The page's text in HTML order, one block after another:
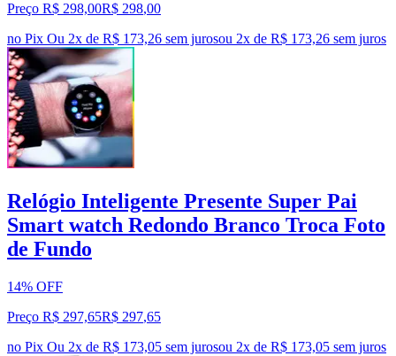
Preço R$ 298,00R$ 298,00
no Pix Ou 2x de R$ 173,26 sem jurosou 2x de R$ 173,26 sem juros
Relógio Inteligente Presente Super Pai
Smart watch Redondo Branco Troca Foto
de Fundo
14% OFF
Preço R$ 297,65R$ 297,65
no Pix Ou 2x de R$ 173,05 sem jurosou 2x de R$ 173,05 sem juros